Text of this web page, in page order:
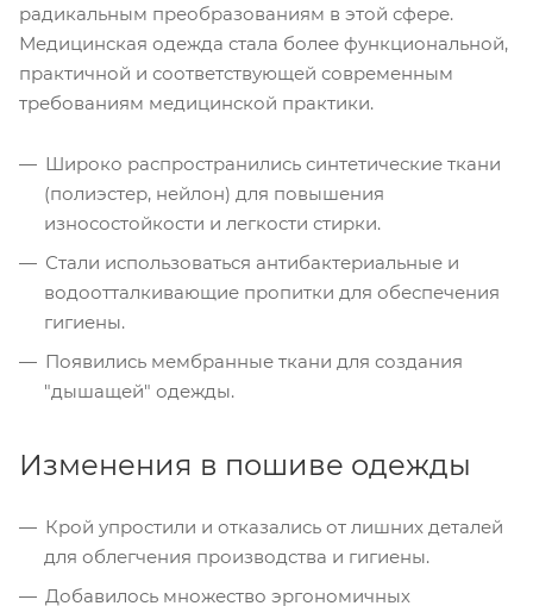
радикальным преобразованиям в этой сфере.
Медицинская одежда стала более функциональной,
практичной и соответствующей современным
требованиям медицинской практики.
Широко распространились синтетические ткани
(полиэстер, нейлон) для повышения
износостойкости и легкости стирки.
Стали использоваться антибактериальные и
водоотталкивающие пропитки для обеспечения
гигиены.
Появились мембранные ткани для создания
"дышащей" одежды.
Изменения в пошиве одежды
Крой упростили и отказались от лишних деталей
для облегчения производства и гигиены.
Добавилось множество эргономичных